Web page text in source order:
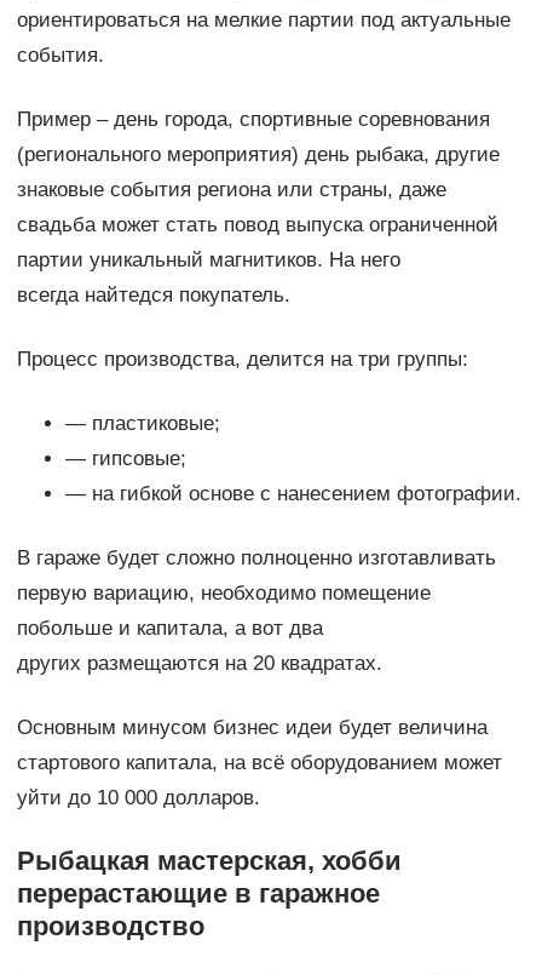
ориентироваться на мелкие партии под актуальные
события.
Пример – день города, спортивные соревнования
(регионального мероприятия) день рыбака, другие
знаковые события региона или страны, даже
свадьба может стать повод выпуска ограниченной
партии уникальный магнитиков. На него
всегда найтедся покупатель.
Процесс производства, делится на три группы:
— пластиковые;
— гипсовые;
— на гибкой основе с нанесением фотографии.
В гараже будет сложно полноценно изготавливать
первую вариацию, необходимо помещение
побольше и капитала, а вот два
других размещаются на 20 квадратах.
Основным минусом бизнес идеи будет величина
стартового капитала, на всё оборудованием может
уйти до 10 000 долларов.
Рыбацкая мастерская, хобби
перерастающие в гаражное
производство